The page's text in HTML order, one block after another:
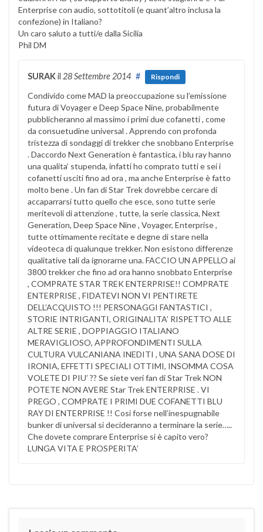
Enterprise con audio, sottotitoli (e quant’altro inclusa la
confezione) in Italiano?
Un caro saluto a tutti/e dalla Sicilia
Phil DM
SURAKil 28 Settembre 2014 # Rispondi
Condivido come MAD la preoccupazione su l’emissione
futura di Voyager e Deep Space Nine, probabilmente
pubblicheranno al massimo i primi due cofanetti , come
da consuetudine universal . Apprendo con profonda
tristezza di sondaggi di trekker che snobbano Enterprise
. Daccordo Next Generation è fantastica, i blu ray hanno
una qualita’ stupenda, infatti ho comprato tutti e sei i
cofanetti usciti fino ad ora , ma anche Enterprise è fatto
molto bene . Un fan di Star Trek dovrebbe cercare di
accaparrarsi tutto quello che esce, sono tutte serie
meritevoli di attenzione , tutte, la serie classica, Next
Generation, Deep Space Nine , Voyager, Enterprise ,
tutte ottimamente recitate e degne di stare nella
videoteca di qualunque trekker. Non esistono differenze
qualitative tali da ignorarne una. FACCIO UN APPELLO ai
3800 trekker che fino ad ora hanno snobbato Enterprise
, COMPRATE STAR TREK ENTERPRISE!! COMPRATE
ENTERPRISE , FIDATEVI NON VI PENTIRETE
DELL’ACQUISTO !!! PERSONAGGI FANTASTICI ,
STORIE INTRIGANTI, ORIGINALITA’ RISPETTO ALLE
ALTRE SERIE , DOPPIAGGIO ITALIANO
MERAVIGLIOSO, APPROFONDIMENTI SULLA
CULTURA VULCANIANA INEDITI , UNA SANA DOSE DI
IRONIA, EFFETTI SPECIALI OTTIMI, INSOMMA COSA
VOLETE DI PIU’ ?? Se siete veri fan di Star Trek NON
POTETE NON AVERE Star Trek ENTERPRISE . VI
PREGO , COMPRATE I PRIMI DUE COFANETTI BLU
RAY DI ENTERPRISE !! Cosi forse nell’inespugnabile
bunker di universal si decideranno a terminare la serie…..
Che dovete comprare Enterprise si è capito vero?
LUNGA VITA E PROSPERITA’